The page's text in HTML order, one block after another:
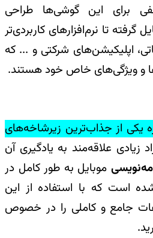
برای این گوشی‌ها طراحی
گرفته تا نرم‌افزارهای کاربردی‌تر
اپلیکیشن‌های شرکتی و ... که
و ویژگی‌های خاص خود هستند.
یکی از جذاب‌ترین زیرشاخه‌های
زیادی علاقه‌مند به یادگیری آن
موبایل به طور کامل در
است که با استفاده از این
جامع و کاملی را در خصوص